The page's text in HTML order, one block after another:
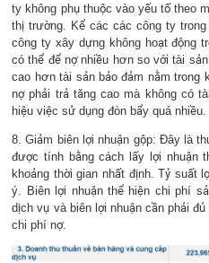
ty không phụ thuộc vào yếu tố theo
thị trường. Kể các các công ty
công ty xây dựng không hoạt động
có thể để nợ nhiều hơn so với tài
cao hơn tài sản bảo đảm nằm trong
nợ phải trả tăng cao mà không có
hiệu việc sử dụng đòn bẩy quá nhiều.
8. Giảm biên lợi nhuận gộp: Đây là
được tính bằng cách lấy lợi nhuận
khoảng thời gian nhất định. Tỷ suất
ý. Biên lợi nhuận thể hiện chi phí
dịch vụ và biên lợi nhuận cần phải
chi phí nợ.